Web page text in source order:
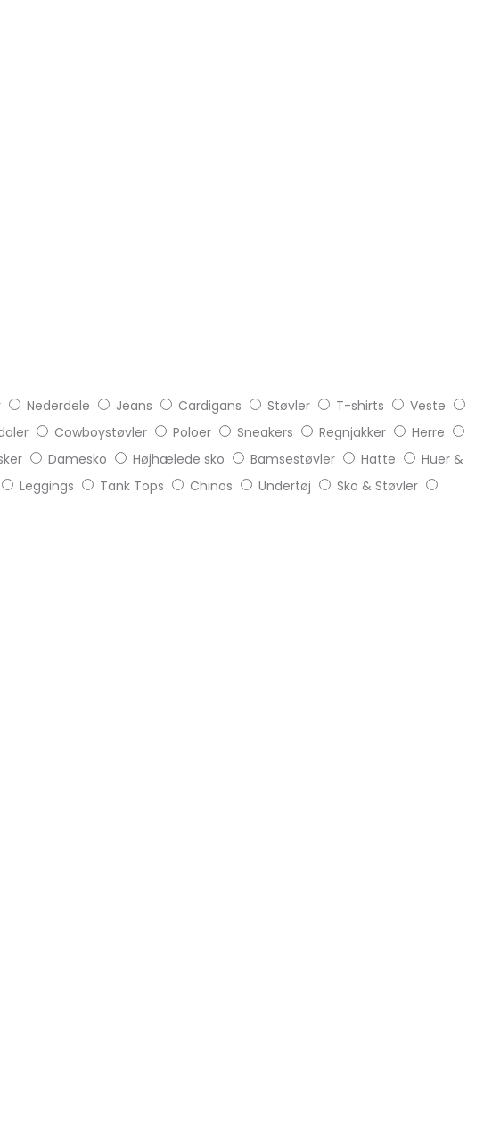
Nederdele Jeans Cardigans Støvler T-shirts
Veste
Cowboystøvler Poloer Sneakers Regnjakker
Herre
Damesko Højhælede sko Bamsestøvler Hatte
Huer &
Leggings Tank Tops Chinos Undertøj
Sko & Støvler